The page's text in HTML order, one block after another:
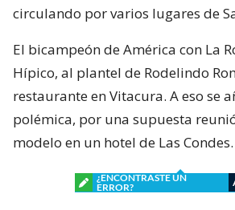
circulando por varios lugares de
El bicampeón de América con La
Hípico, al plantel de Rodelindo
restaurante en Vitacura. A eso se
polémica, por una supuesta
modelo en un hotel de Las Condes.
¿ENCONTRASTE UN
ERROR?